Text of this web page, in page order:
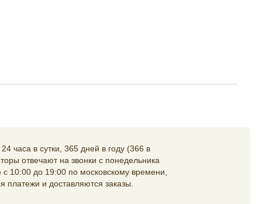
часа в сутки, 365 дней в году (366 в
отвечают на звонки с понедельника
10:00 до 19:00 по московскому времени,
платежи и доставляются заказы.